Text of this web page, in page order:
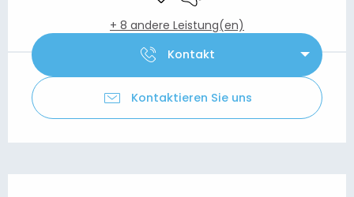
+ 8 andere Leistung(en)
Kontakt
Kontaktieren Sie uns